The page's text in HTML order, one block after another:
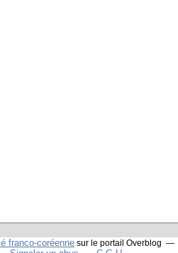
franco-coréenne sur le portail Overblog